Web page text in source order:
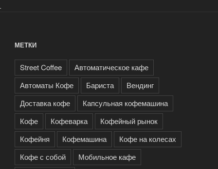
.
МЕТКИ
Street Coffee
Автоматическое кафе
Автоматы Кофе
Бариста
Вендинг
Доставка кофе
Капсульная кофемашина
Кофе
Кофеварка
Кофейный рынок
Кофейня
Кофемашина
Кофе на колесах
Кофе с собой
Мобильное кафе